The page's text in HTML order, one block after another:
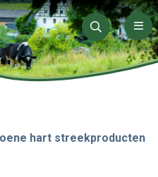
Zoeken
hart streekproducten